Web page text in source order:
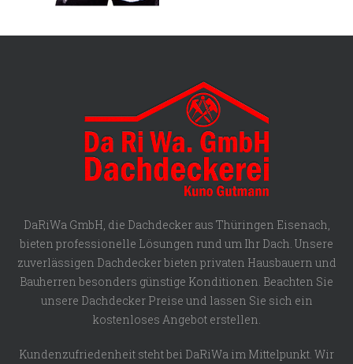
DaRiWa GmbH, die Dachdecker aus Thüringen Eisenach,
bieten professionelle Lösungen rund um Ihr Dach. Unsere
zuverlässigen Dachdecker bieten privaten Hausbauern und
Bauherren besonders günstige Konditionen. Beachten Sie
unsere Dachdecker Preise und lassen Sie sich ein
kostenloses Angebot erstellen.
Kundenzufriedenheit steht bei DaRiWa im Mittelpunkt. Wir